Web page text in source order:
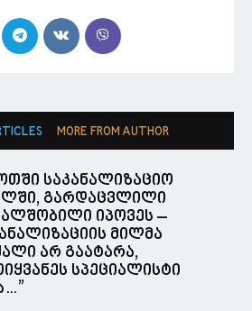
MORE FROM AUTHOR
საკანალიზაციო
გარდაცვლილი
იპოვეს –
მილმა
არ გაატარა,
სპეციალისტი